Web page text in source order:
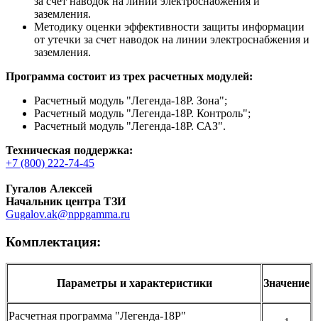
заземления.
Методику оценки эффективности защиты информации
от утечки за счет наводок на линии электроснабжения и
заземления.
Программа состоит из трех расчетных модулей:
Расчетный модуль "Легенда-18Р. Зона";
Расчетный модуль "Легенда-18Р. Контроль";
Расчетный модуль "Легенда-18Р. САЗ".
Техническая поддержка:
+7 (800) 222-74-45
Гугалов Алексей
Начальник центра ТЗИ
Gugalov.ak@nppgamma.ru
Комплектация:
Параметры и характеристики Значение
Расчетная программа "Легенда-18Р"